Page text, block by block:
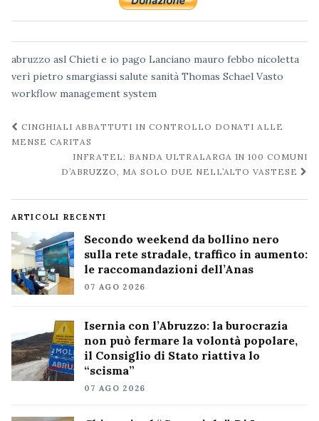
abruzzo asl Chieti e io pago Lanciano mauro febbo nicoletta
verì pietro smargiassi salute sanità Thomas Schael Vasto
workflow management system
Navigazione
post
CINGHIALI ABBATTUTI IN CONTROLLO DONATI ALLE
MENSE CARITAS
INFRATEL: BANDA ULTRALARGA IN 100 COMUNI
D’ABRUZZO, MA SOLO DUE NELL’ALTO VASTESE
ARTICOLI RECENTI
Secondo weekend da bollino nero
sulla rete stradale, traffico in aumento:
le raccomandazioni dell’Anas
07 AGO 2026
Isernia con l’Abruzzo: la burocrazia
non può fermare la volontà popolare,
il Consiglio di Stato riattiva lo
“scisma”
07 AGO 2026